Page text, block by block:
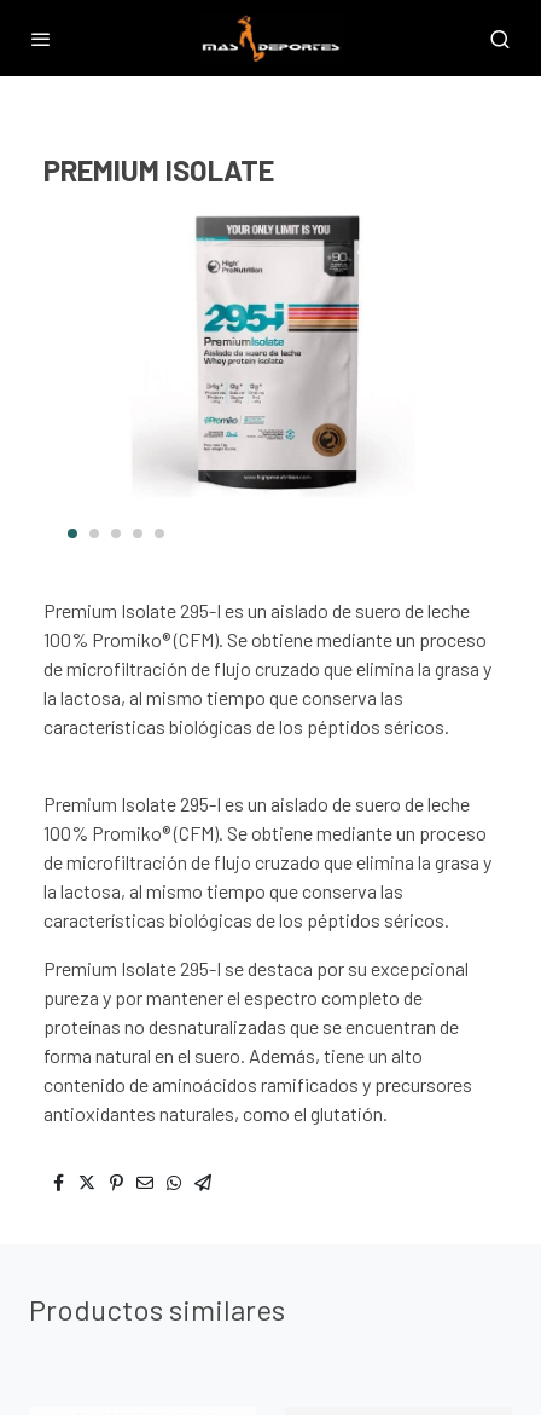
PREMIUM ISOLATE
Premium Isolate 295-I es un aislado de suero de leche
100% Promiko® (CFM). Se obtiene mediante un proceso
de microfiltración de flujo cruzado que elimina la grasa y
la lactosa, al mismo tiempo que conserva las
características biológicas de los péptidos séricos.
Premium Isolate 295-I es un aislado de suero de leche
100% Promiko® (CFM). Se obtiene mediante un proceso
de microfiltración de flujo cruzado que elimina la grasa y
la lactosa, al mismo tiempo que conserva las
características biológicas de los péptidos séricos.
Premium Isolate 295-I se destaca por su excepcional
pureza y por mantener el espectro completo de
proteínas no desnaturalizadas que se encuentran de
forma natural en el suero. Además, tiene un alto
contenido de aminoácidos ramificados y precursores
antioxidantes naturales, como el glutatión.
Productos similares